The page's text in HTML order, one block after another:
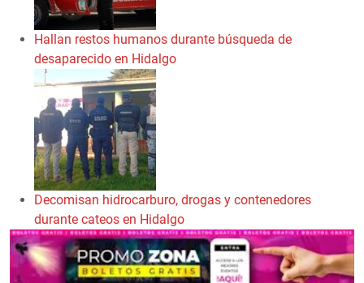
Hallan restos humanos durante búsqueda de
desaparecido en Hidalgo
Decomisan hidrocarburo, drogas y contenedores
durante cateos en Hidalgo